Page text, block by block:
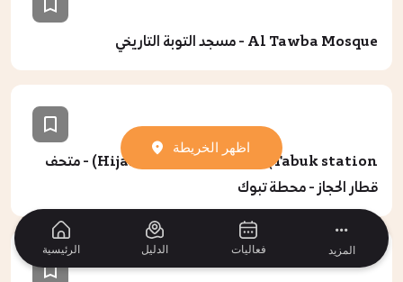
Al Tawba Mosque - مسجد التوبة التاريخي
Hijaz Railway Station (Tabuk station) - متحف
قطار الحجاز - محطة تبوك
اظهر الخريطة
الرئيسية الدليل فعاليات المزيد